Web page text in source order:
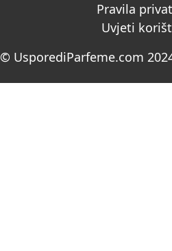
Pravila
Uvjeti
© UsporediParfeme.com